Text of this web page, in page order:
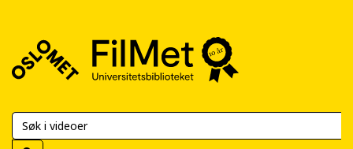
FilMet
Universitetsbiblioteket